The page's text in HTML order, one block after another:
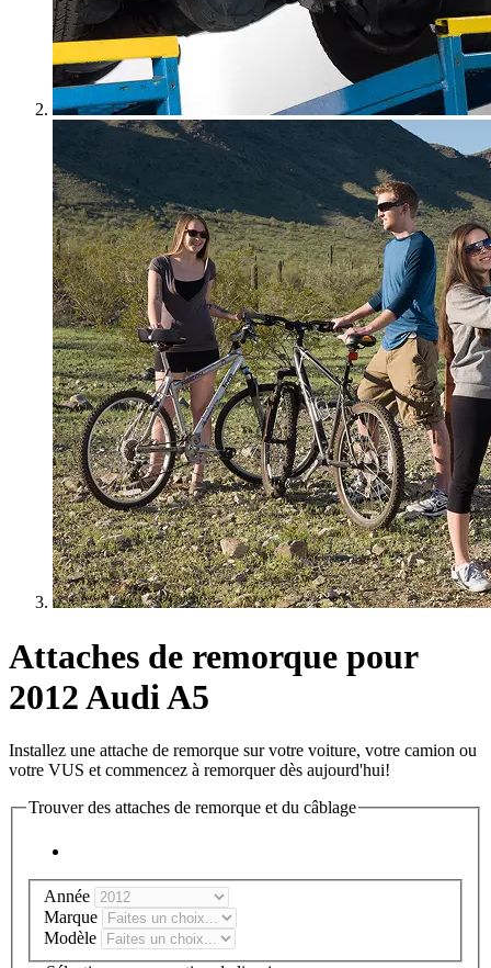
Attaches de remorque pour
2012 Audi A5
Installez une attache de remorque sur votre voiture, votre camion ou
votre VUS et commencez à remorquer dès aujourd'hui!
Trouver des attaches de remorque et du câblage
Année
Marque
Modèle